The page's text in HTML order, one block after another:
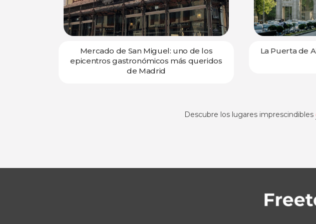
Mercado de San Miguel: uno de los
epicentros gastronómicos más queridos
de Madrid
La Puerta de
Descubre los lugares imprescindibles